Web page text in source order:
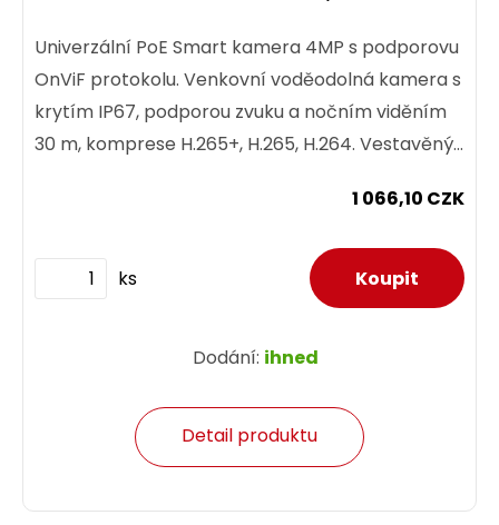
Univerzální PoE Smart kamera 4MP s podporovu
OnViF protokolu. Venkovní voděodolná kamera s
krytím IP67, podporou zvuku a nočním viděním
30 m, komprese H.265+, H.265, H.264. Vestavěný
1 066,10 CZK
ks
Dodání: ihned
Detail produktu